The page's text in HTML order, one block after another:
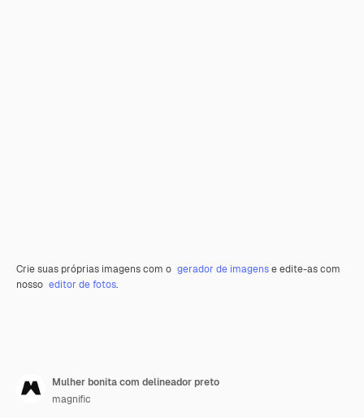
Crie suas próprias imagens com o gerador de imagense edite-as com
nosso editor de fotos.
Mulher bonita com delineador preto
magnific